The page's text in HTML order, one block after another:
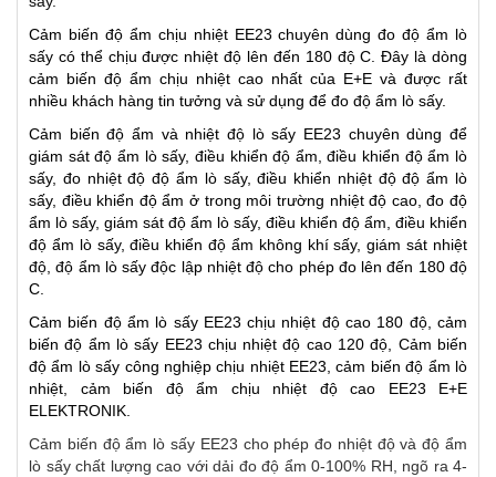
Cảm biến độ ẩm chịu nhiệt EE23 chuyên dùng đo độ ẩm lò
sấy có thể chịu được nhiệt độ lên đến 180 độ C. Đây là dòng
cảm biến độ ẩm chịu nhiệt cao nhất của E+E và được rất
nhiều khách hàng tin tưởng và sử dụng để đo độ ẩm lò sấy.
Cảm biến độ ẩm và nhiệt độ lò sấy EE23 chuyên dùng để
giám sát độ ẩm lò sấy, điều khiển độ ẩm, điều khiển độ ẩm lò
sấy, đo nhiệt độ độ ẩm lò sấy, điều khiển nhiệt độ độ ẩm lò
sấy, điều khiển độ ẩm ở trong môi trường nhiệt độ cao, đo độ
ẩm lò sấy, giám sát độ ẩm lò sấy, điều khiển độ ẩm, điều khiển
độ ẩm lò sấy, điều khiển độ ẩm không khí sấy, giám sát nhiệt
độ, độ ẩm lò sấy độc lập nhiệt độ cho phép đo lên đến 180 độ
C.
Cảm biến độ ẩm lò sấy ​EE23 chịu nhiệt độ cao 180 độ, cảm
biến độ ẩm lò sấy ​EE23 chịu nhiệt độ cao 120 độ, Cảm biến
độ ẩm lò sấy công nghiệp chịu nhiệt EE23, cảm biến độ ẩm lò
nhiệt, cảm biến độ ẩm chịu nhiệt độ cao EE23 E+E
ELEKTRONIK.
Cảm biến độ ẩm lò sấy EE23 cho phép đo nhiệt độ và độ ẩm
lò sấy chất lượng cao với dải đo độ ẩm 0-100% RH, ngõ ra 4-